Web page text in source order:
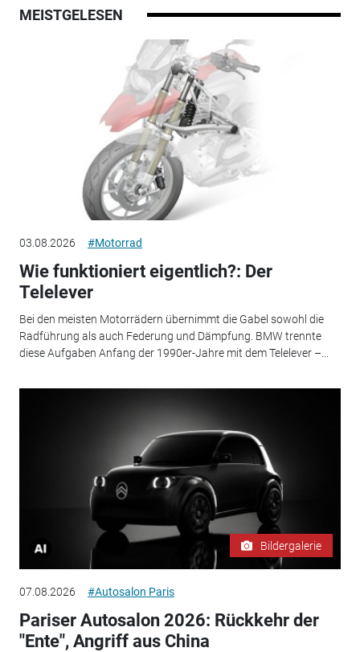
MEISTGELESEN
03.08.2026 #Motorrad
Wie funktioniert eigentlich?: Der
Telelever
Bei den meisten Motorrädern übernimmt die Gabel sowohl die
Radführung als auch Federung und Dämpfung. BMW trennte
diese Aufgaben Anfang der 1990er-Jahre mit dem Telelever –...
Bildergalerie
07.08.2026 #Autosalon Paris
Pariser Autosalon 2026: Rückkehr der
"Ente", Angriff aus China